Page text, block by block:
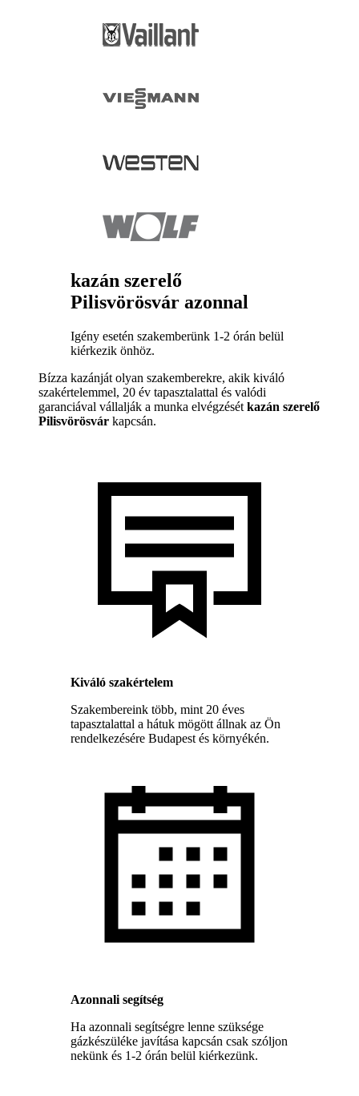
kazán szerelő
Pilisvörösvár azonnal
Igény esetén szakemberünk 1-2 órán belül
kiérkezik önhöz.
Bízza kazánját olyan szakemberekre, akik kiváló
szakértelemmel, 20 év tapasztalattal és valódi
garanciával vállalják a munka elvégzését kazán szerelő
Pilisvörösvár kapcsán.
Kiváló szakértelem
Szakembereink több, mint 20 éves
tapasztalattal a hátuk mögött állnak az Ön
rendelkezésére Budapest és környékén.
Azonnali segítség
Ha azonnali segítségre lenne szüksége
gázkészüléke javítása kapcsán csak szóljon
nekünk és 1-2 órán belül kiérkezünk.